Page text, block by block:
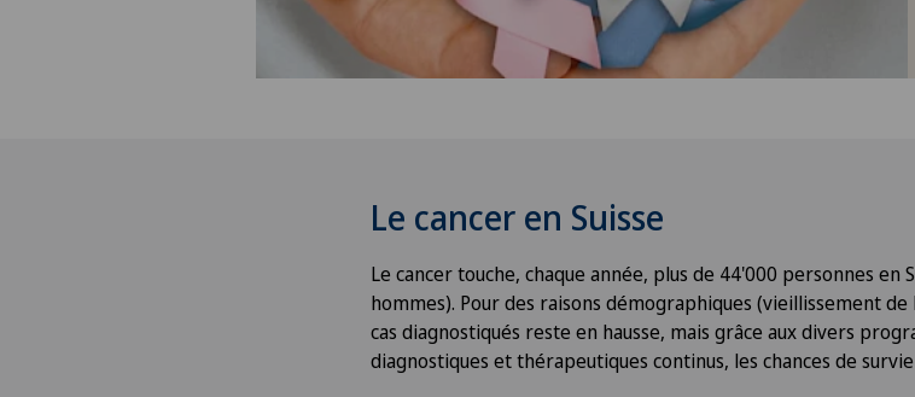
Le cancer en Suisse
Le cancer touche, chaque année, plus de 44'000 personnes en
hommes). Pour des raisons démographiques (vieillissement
cas diagnostiqués reste en hausse, mais grâce aux divers
diagnostiques et thérapeutiques continus, les chances de